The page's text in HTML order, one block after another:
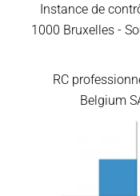
Instance de
1000 Bruxelles -
RC
Belgium